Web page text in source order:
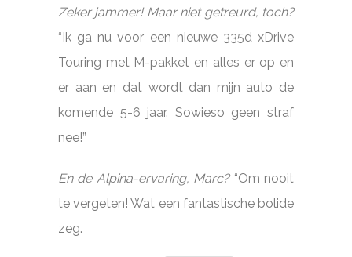
Zeker jammer! Maar niet getreurd, toch?
“Ik ga nu voor een nieuwe 335d xDrive
Touring met M-pakket en alles er op en
er aan en dat wordt dan mijn auto de
komende 5-6 jaar. Sowieso geen straf
nee!”
En de Alpina-ervaring, Marc?“Om nooit
te vergeten! Wat een fantastische bolide
zeg.